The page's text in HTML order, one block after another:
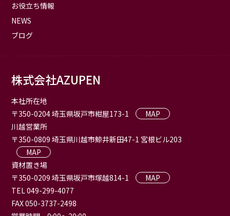
お役立ち情報
NEWS
ブログ
株式会社AZUPEN
本社所在地
〒350-0204 埼玉県坂戸市紺屋173-1
MAP
川越営業所
〒350-0809 埼玉県川越市鯨井新田47-1 宮根ビル203
MAP
資材置き場
〒350-0209 埼玉県坂戸市塚越814-1
MAP
TEL 049-299-4077
FAX 050-3737-2498